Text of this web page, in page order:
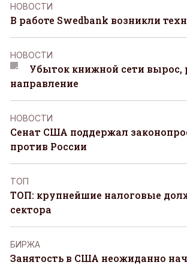
НОВОСТИ
В работе Swedbank возникли
НОВОСТИ
Убыток книжной сети вырос,
направление
НОВОСТИ
Сенат США поддержал
против России
ТОП
ТОП: крупнейшие налоговые
сектора
БИРЖА
Занятость в США неожиданно